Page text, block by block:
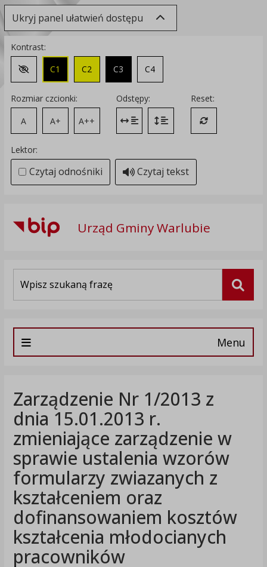
Ukryj panel ułatwień dostępu
Kontrast:
Zmień kontrast na domyślny
C1 C2 C3 C4
Rozmiar czcionki:
A
A+ A++
Odstępy:
Zmień odstęp między literami
Zmień interlinię i margines
Reset:
Przywróć
Lektor:
Czytaj odnośniki Czytaj tekst
Urząd Gminy Warlubie
Menu
Zarządzenie Nr 1/2013 z
dnia 15.01.2013 r.
zmieniające zarządzenie w
sprawie ustalenia wzorów
formularzy zwiazanych z
kształceniem oraz
dofinansowaniem kosztów
kształcenia młodocianych
pracowników